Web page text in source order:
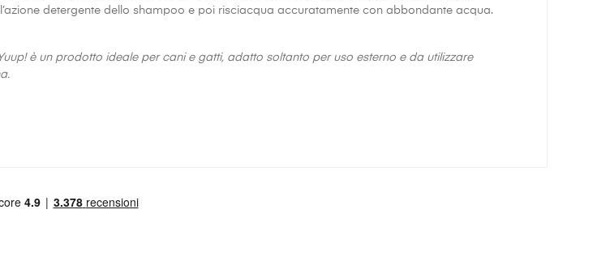
detergente dello shampoo e poi risciacqua accuratamente con abbondante acqua.
è un prodotto ideale per cani e gatti, adatto soltanto per uso esterno e da utilizzare